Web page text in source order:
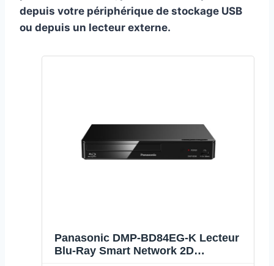
depuis votre périphérique de stockage USB
ou depuis un lecteur externe.
Panasonic DMP-BD84EG-K Lecteur
Blu-Ray Smart Network 2D